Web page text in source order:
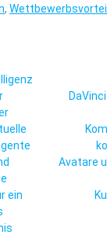
,
ein
Avatare